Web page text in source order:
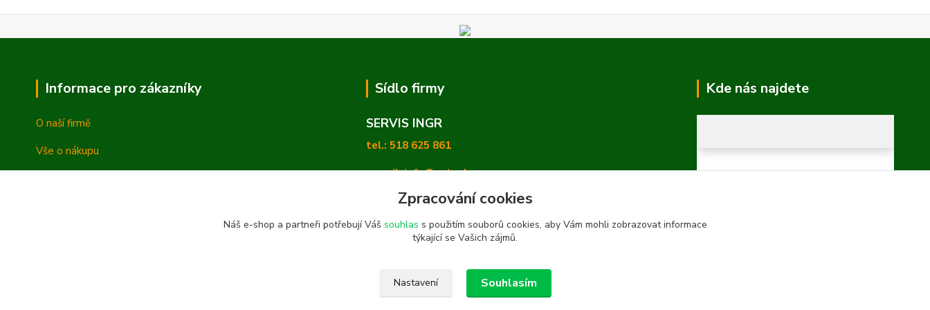
Informace pro zákazníky
O naší firmě
Vše o nákupu
Sídlo firmy
SERVIS INGR
tel.: 518 625 861
e-mail: info@zetashop.cz
Mgr. Olga Hradilová, Ph. D.
Skoronice 169, Vlkoš 696 41
Kde nás najdete
Zpracování cookies
Náš e-shop a partneři potřebují Váš souhlas s použitím souborů cookies, aby Vám mohli zobrazovat informace
týkající se Vašich zájmů.
Nastavení Souhlasím